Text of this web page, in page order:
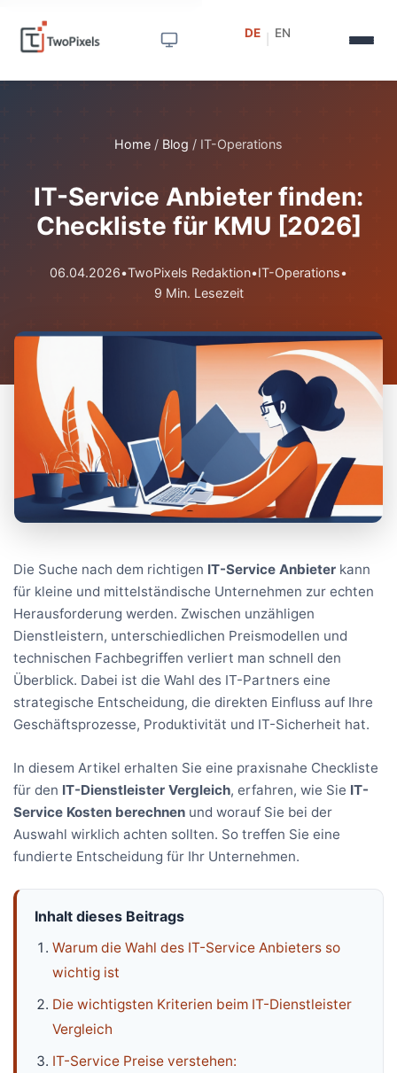
DE EN
Home / Blog / IT-Operations
IT-Service Anbieter finden:
Checkliste für KMU [2026]
06.04.2026•TwoPixels Redaktion•IT-Operations•
9 Min. Lesezeit
Die Suche nach dem richtigen IT-Service Anbieter kann
für kleine und mittelständische Unternehmen zur echten
Herausforderung werden. Zwischen unzähligen
Dienstleistern, unterschiedlichen Preismodellen und
technischen Fachbegriffen verliert man schnell den
Überblick. Dabei ist die Wahl des IT-Partners eine
strategische Entscheidung, die direkten Einfluss auf Ihre
Geschäftsprozesse, Produktivität und IT-Sicherheit hat.
In diesem Artikel erhalten Sie eine praxisnahe Checkliste
für den IT-Dienstleister Vergleich, erfahren, wie Sie IT-
Service Kosten berechnen und worauf Sie bei der
Auswahl wirklich achten sollten. So treffen Sie eine
fundierte Entscheidung für Ihr Unternehmen.
Inhalt dieses Beitrags
Warum die Wahl des IT-Service Anbieters so
wichtig ist
Die wichtigsten Kriterien beim IT-Dienstleister
Vergleich
IT-Service Preise verstehen: